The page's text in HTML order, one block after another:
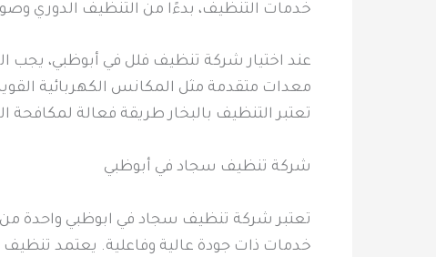
خدمات التنظيف، بدءًا من التنظيف الدوري
عند اختيار شركة تنظيف فلل في أبوظبي، يجب
معدات متقدمة مثل المكانس الكهربائية
تعتبر التنظيف بالبخار طريقة فعالة لمكافحة
شركة تنظيف سجاد في أبوظبي
تعتبر شركة تنظيف سجاد في ابوظبي واحدة
خدمات ذات جودة عالية وفاعلية. يعتمد